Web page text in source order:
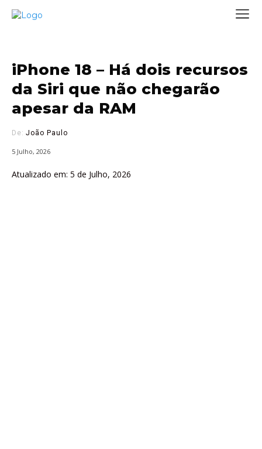
iPhone 18 – Há dois recursos
da Siri que não chegarão
apesar da RAM
De: João Paulo
5 Julho, 2026
Atualizado em: 5 de Julho, 2026